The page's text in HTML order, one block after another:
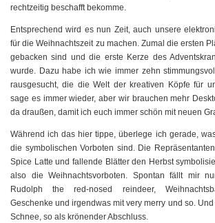
rechtzeitig beschafft bekomme.
Entsprechend wird es nun Zeit, auch unsere
für die Weihnachtszeit zu machen. Zumal die ersten
gebacken sind und die erste Kerze des
wurde. Dazu habe ich wie immer zehn
rausgesucht, die die Welt der kreativen Köpfe für
sage es immer wieder, aber wir brauchen mehr
da draußen, damit ich euch immer schön mit neuen
Während ich das hier tippe, überlege ich gerade,
die symbolischen Vorboten sind. Die
Spice Latte und fallende Blätter den Herbst
also die Weihnachtsvorboten. Spontan fällt mir
Rudolph the red-nosed reindeer,
Geschenke und irgendwas mit very merry und so.
Schnee, so als krönender Abschluss.